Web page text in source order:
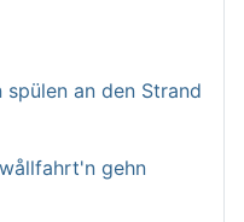
an den Strand
gehn